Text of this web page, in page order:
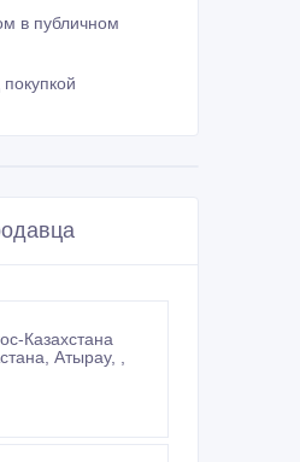
в публичном
Казахстана
Атырау, ,